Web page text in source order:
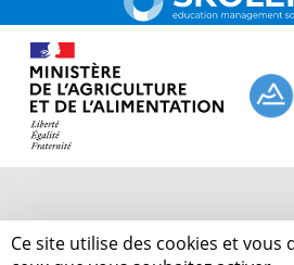
Ce site utilise des cookies et